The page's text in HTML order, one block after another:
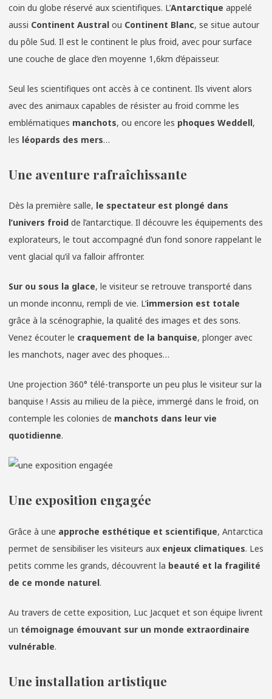
coin du globe réservé aux scientifiques. L’Antarctique appelé
aussi Continent Austral ou Continent Blanc, se situe autour
du pôle Sud. Il est le continent le plus froid, avec pour surface
une couche de glace d’en moyenne 1,6km d’épaisseur.
Seul les scientifiques ont accès à ce continent. Ils vivent alors
avec des animaux capables de résister au froid comme les
emblématiques manchots, ou encore les phoques Weddell,
les léopards des mers…
Une aventure rafraîchissante
Dès la première salle, le spectateur est plongé dans
l’univers froid de l’antarctique. Il découvre les équipements des
explorateurs, le tout accompagné d’un fond sonore rappelant le
vent glacial qu’il va falloir affronter.
Sur ou sous la glace, le visiteur se retrouve transporté dans
un monde inconnu, rempli de vie. L’immersion est totale
grâce à la scénographie, la qualité des images et des sons.
Venez écouter le craquement de la banquise, plonger avec
les manchots, nager avec des phoques…
Une projection 360° télé-transporte un peu plus le visiteur sur la
banquise ! Assis au milieu de la pièce, immergé dans le froid, on
contemple les colonies de manchots dans leur vie
quotidienne.
Une exposition engagée
Grâce à une approche esthétique et scientifique, Antarctica
permet de sensibiliser les visiteurs aux enjeux climatiques. Les
petits comme les grands, découvrent la beauté et la fragilité
de ce monde naturel.
Au travers de cette exposition, Luc Jacquet et son équipe livrent
un témoignage émouvant sur un monde extraordinaire
vulnérable.
Une installation artistique